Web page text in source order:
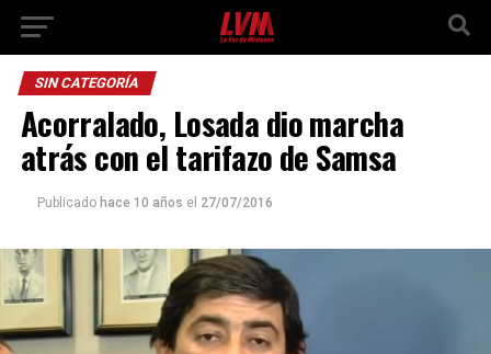
SIN CATEGORÍA
Acorralado, Losada dio marcha
atrás con el tarifazo de Samsa
Publicado hace 10 años el 27/07/2016